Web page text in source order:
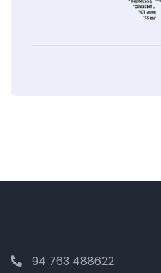
94 763 488622